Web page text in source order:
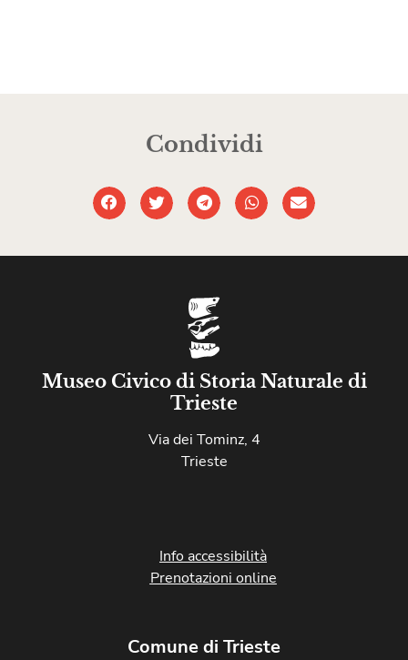
Condividi
Museo Civico di Storia Naturale di
Trieste
Via dei Tominz, 4
Trieste
Info accessibilità
Prenotazioni online
Comune di Trieste